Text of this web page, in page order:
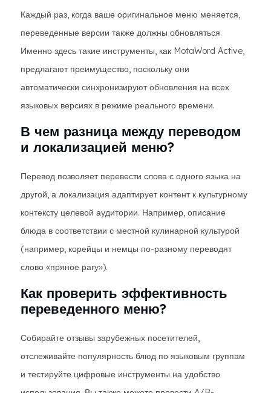
Каждый раз, когда ваше оригинальное меню меняется,
переведенные версии также должны обновляться.
Именно здесь такие инструменты, как MotaWord Active,
предлагают преимущество, поскольку они
автоматически синхронизируют обновления на всех
языковых версиях в режиме реального времени.
В чем разница между переводом
и локализацией меню?
Перевод позволяет перевести слова с одного языка на
другой, а локализация адаптирует контент к культурному
контексту целевой аудитории. Например, описание
блюда в соответствии с местной кулинарной культурой
(например, корейцы и немцы по-разному переводят
слово «пряное рагу»).
Как проверить эффективность
переведенного меню?
Собирайте отзывы зарубежных посетителей,
отслеживайте популярность блюд по языковым группам
и тестируйте цифровые инструменты на удобство